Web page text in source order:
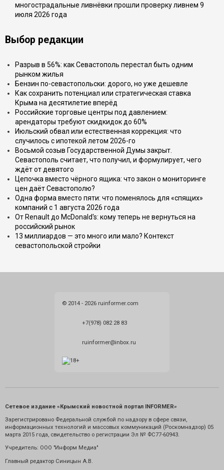
многострадальные ливнёвки прошли проверку ливнем 9
июля 2026 года
Выбор редакции
Разрыв в 56%: как Севастополь перестал быть одним
рынком жилья
Бензин по-севастопольски: дорого, но уже дешевле
Как сохранить потенциал или стратегическая ставка
Крыма на десятилетие вперёд
Российские торговые центры под давлением:
арендаторы требуют скидкидок до 60%
Июльский обвал или естественная коррекция: что
случилось с ипотекой летом 2026-го
Восьмой созыв Государственной Думы закрыт.
Севастополь считает, что получил, и формулирует, чего
ждёт от девятого
Цепочка вместо чёрного ящика: что закон о мониторинге
цен даёт Севастополю?
Одна форма вместо пяти: что поменялось для «спящих»
компаний с 1 августа 2026 года
От Renault до McDonald's: кому теперь не вернуться на
российский рынок
13 миллиардов — это много или мало? Контекст
севастопольской стройки
© 2014 - 2026 ruinformer.com
+7(978) 082 28 83
ruinformer@inbox.ru
Сетевое издание «Крымский новостной портал INFORMER»
Зарегистрировано Федеральной службой по надзору в сфере связи,
информационных технологий и массовых коммуникаций (Роскомнадзор) 05
марта 2015 года, свидетельство о регистрации Эл № ФС77-60943.
Учредитель: ООО "Информ Медиа"
Главный редактор Синицын А.В.